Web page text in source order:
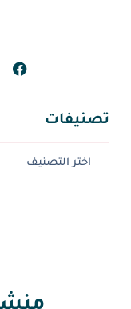
تصنيفات
اختر التصنيف